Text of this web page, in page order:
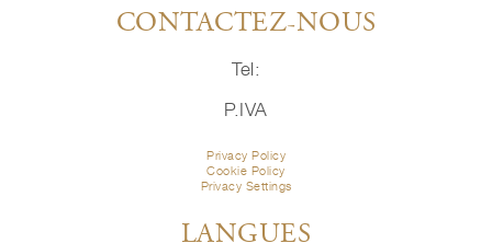
CONTACTEZ-NOUS
Tel:
P.IVA
Privacy Policy
Cookie Policy
Privacy Settings
LANGUES